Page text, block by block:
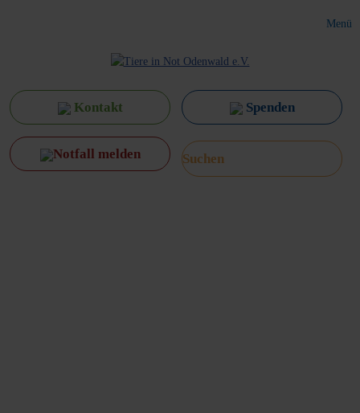
Menü
Kontakt Spenden
Notfall melden